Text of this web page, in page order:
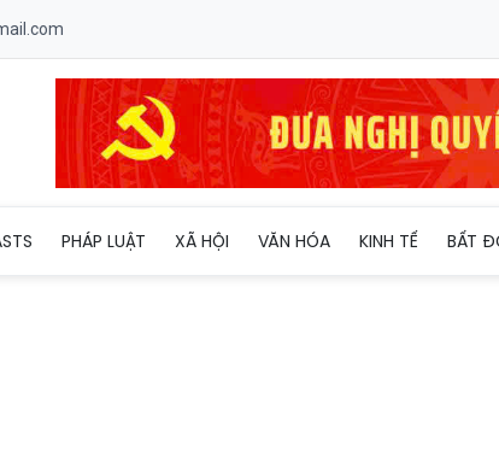
PHÁP LUẬT XÃ HỘI VĂN HÓA KINH TẾ BẤT